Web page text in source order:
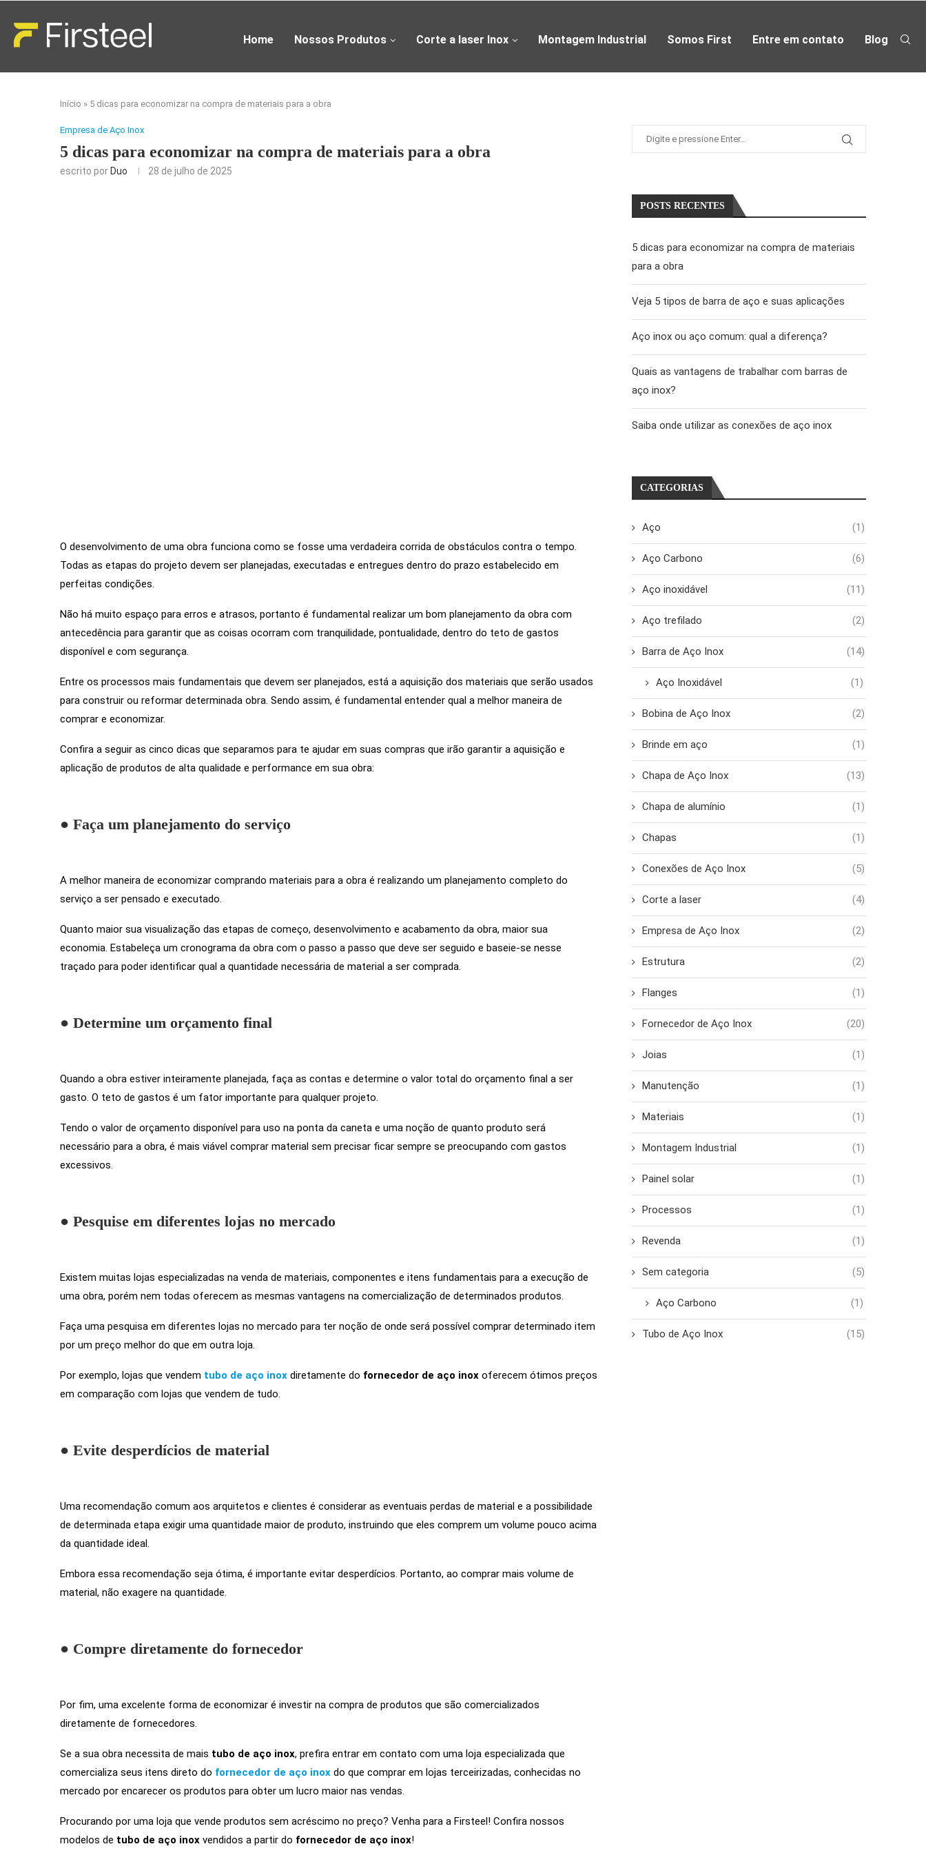
Home Nossos Produtos Corte a laser Inox Montagem Industrial Somos First Entre em contato Blog
Início » 5 dicas para economizar na compra de materiais para a obra
Empresa de Aço Inox
5 dicas para economizar na compra de materiais para a obra
escrito por Duo 28 de julho de 2025
O desenvolvimento de uma obra funciona como se fosse uma verdadeira corrida de obstáculos contra o tempo.
Todas as etapas do projeto devem ser planejadas, executadas e entregues dentro do prazo estabelecido em
perfeitas condições.
Não há muito espaço para erros e atrasos, portanto é fundamental realizar um bom planejamento da obra com
antecedência para garantir que as coisas ocorram com tranquilidade, pontualidade, dentro do teto de gastos
disponível e com segurança.
Entre os processos mais fundamentais que devem ser planejados, está a aquisição dos materiais que serão usados
para construir ou reformar determinada obra. Sendo assim, é fundamental entender qual a melhor maneira de
comprar e economizar.
Confira a seguir as cinco dicas que separamos para te ajudar em suas compras que irão garantir a aquisição e
aplicação de produtos de alta qualidade e performance em sua obra:
● Faça um planejamento do serviço
A melhor maneira de economizar comprando materiais para a obra é realizando um planejamento completo do
serviço a ser pensado e executado.
Quanto maior sua visualização das etapas de começo, desenvolvimento e acabamento da obra, maior sua
economia. Estabeleça um cronograma da obra com o passo a passo que deve ser seguido e baseie-se nesse
traçado para poder identificar qual a quantidade necessária de material a ser comprada.
● Determine um orçamento final
Quando a obra estiver inteiramente planejada, faça as contas e determine o valor total do orçamento final a ser
gasto. O teto de gastos é um fator importante para qualquer projeto.
Tendo o valor de orçamento disponível para uso na ponta da caneta e uma noção de quanto produto será
necessário para a obra, é mais viável comprar material sem precisar ficar sempre se preocupando com gastos
excessivos.
● Pesquise em diferentes lojas no mercado
Existem muitas lojas especializadas na venda de materiais, componentes e itens fundamentais para a execução de
uma obra, porém nem todas oferecem as mesmas vantagens na comercialização de determinados produtos.
Faça uma pesquisa em diferentes lojas no mercado para ter noção de onde será possível comprar determinado item
por um preço melhor do que em outra loja.
Por exemplo, lojas que vendem tubo de aço inox diretamente do fornecedor de aço inox oferecem ótimos preços
em comparação com lojas que vendem de tudo.
● Evite desperdícios de material
Uma recomendação comum aos arquitetos e clientes é considerar as eventuais perdas de material e a possibilidade
de determinada etapa exigir uma quantidade maior de produto, instruindo que eles comprem um volume pouco acima
da quantidade ideal.
Embora essa recomendação seja ótima, é importante evitar desperdícios. Portanto, ao comprar mais volume de
material, não exagere na quantidade.
● Compre diretamente do fornecedor
Por fim, uma excelente forma de economizar é investir na compra de produtos que são comercializados
diretamente de fornecedores.
Se a sua obra necessita de mais tubo de aço inox, prefira entrar em contato com uma loja especializada que
comercializa seus itens direto do fornecedor de aço inox do que comprar em lojas terceirizadas, conhecidas no
mercado por encarecer os produtos para obter um lucro maior nas vendas.
Procurando por uma loja que vende produtos sem acréscimo no preço? Venha para a Firsteel! Confira nossos
modelos de tubo de aço inox vendidos a partir do fornecedor de aço inox!
POSTS RECENTES
5 dicas para economizar na compra de materiais
para a obra
Veja 5 tipos de barra de aço e suas aplicações
Aço inox ou aço comum: qual a diferença?
Quais as vantagens de trabalhar com barras de
aço inox?
Saiba onde utilizar as conexões de aço inox
CATEGORIAS
Aço (1)
Aço Carbono (6)
Aço inoxidável (11)
Aço trefilado (2)
Barra de Aço Inox (14)
Aço Inoxidável (1)
Bobina de Aço Inox (2)
Brinde em aço (1)
Chapa de Aço Inox (13)
Chapa de alumínio (1)
Chapas (1)
Conexões de Aço Inox (5)
Corte a laser (4)
Empresa de Aço Inox (2)
Estrutura (2)
Flanges (1)
Fornecedor de Aço Inox (20)
Joias (1)
Manutenção (1)
Materiais (1)
Montagem Industrial (1)
Painel solar (1)
Processos (1)
Revenda (1)
Sem categoria (5)
Aço Carbono (1)
Tubo de Aço Inox (15)